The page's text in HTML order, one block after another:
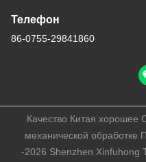
Телефон
86-0755-29841860
Качество Китая хорошее
механической обработке
-2026 Shenzhen Xinfuhong